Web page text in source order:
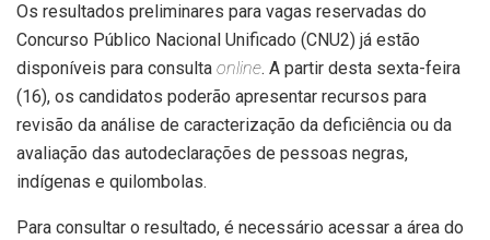
Os resultados preliminares para vagas reservadas do
Concurso Público Nacional Unificado (CNU2) já estão
disponíveis para consulta online. A partir desta sexta-feira
(16), os candidatos poderão apresentar recursos para
revisão da análise de caracterização da deficiência ou da
avaliação das autodeclarações de pessoas negras,
indígenas e quilombolas.
Para consultar o resultado, é necessário acessar a área do